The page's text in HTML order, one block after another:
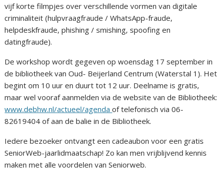
vijf korte filmpjes over verschillende vormen van digitale
criminaliteit (hulpvraagfraude / WhatsApp-fraude,
helpdeskfraude, phishing / smishing, spoofing en
datingfraude).
De workshop wordt gegeven op woensdag 17 september in
de bibliotheek van Oud- Beijerland Centrum (Waterstal 1). Het
begint om 10 uur en duurt tot 12 uur. Deelname is gratis,
maar wel vooraf aanmelden via de website van de Bibliotheek:
www.debhw.nl/actueel/agendaof telefonisch via 06-
82619404 of aan de balie in de Bibliotheek.
Iedere bezoeker ontvangt een cadeaubon voor een gratis
SeniorWeb-jaarlidmaatschap! Zo kan men vrijblijvend kennis
maken met alle voordelen van Seniorweb.